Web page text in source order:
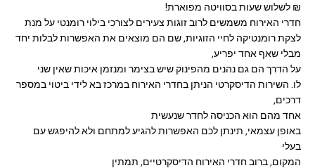
₪ לשלוש שעות בסוויטה מפוארת!
חדרי האירוח משמשים לרוב זוגות צעירים לצורכי בילוי רומנטי על מנת
לצקת רומנטיקה לחיי הזוגיות, שם הם מוצאים את האפשרות לבלות יחד
מבלי שאף אחד יפריע,
על הדרך הם גם נהנים מהפינוק שיש בצימר ומנזמן איכות שאין שני
לו. השירות הדיסקרטי הניתן בחדרי האירוח במרכז בא לידי ביטוי במספר
דרכים,
אחד מהם הוא הכניסה לחדר שנעשית
באופן עצמאי, תינתן לכם האפשרות להגיע למתחם ולא להיפגש עם
בעלי
המקום, ברוב חדרי האירוח הדיסקרטיים, תמתין